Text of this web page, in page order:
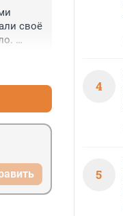
своё
4
5